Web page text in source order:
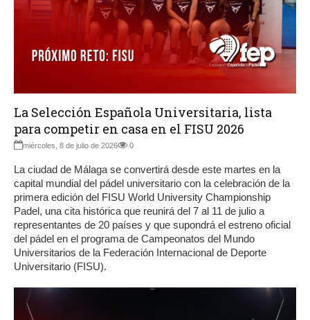
La Selección Española Universitaria, lista
para competir en casa en el FISU 2026
miércoles, 8 de julio de 2026 0
La ciudad de Málaga se convertirá desde este martes en la
capital mundial del pádel universitario con la celebración de la
primera edición del FISU World University Championship
Padel, una cita histórica que reunirá del 7 al 11 de julio a
representantes de 20 países y que supondrá el estreno oficial
del pádel en el programa de Campeonatos del Mundo
Universitarios de la Federación Internacional de Deporte
Universitario (FISU).